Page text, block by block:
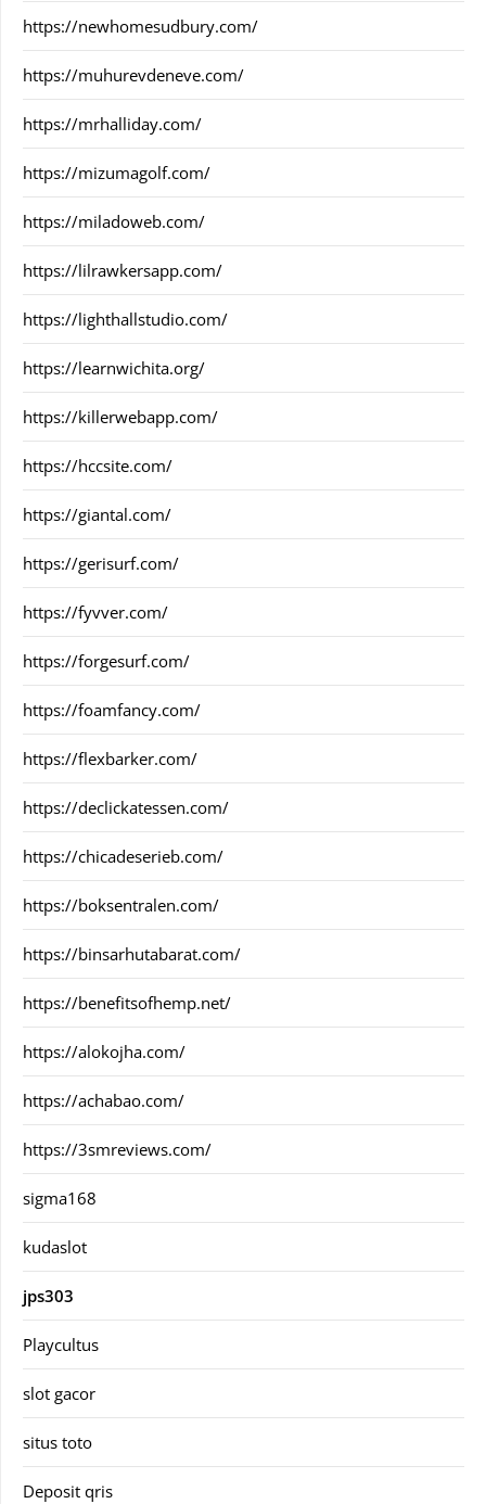
https://newhomesudbury.com/
https://muhurevdeneve.com/
https://mrhalliday.com/
https://mizumagolf.com/
https://miladoweb.com/
https://lilrawkersapp.com/
https://lighthallstudio.com/
https://learnwichita.org/
https://killerwebapp.com/
https://hccsite.com/
https://giantal.com/
https://gerisurf.com/
https://fyvver.com/
https://forgesurf.com/
https://foamfancy.com/
https://flexbarker.com/
https://declickatessen.com/
https://chicadeserieb.com/
https://boksentralen.com/
https://binsarhutabarat.com/
https://benefitsofhemp.net/
https://alokojha.com/
https://achabao.com/
https://3smreviews.com/
sigma168
kudaslot
jps303
Playcultus
slot gacor
situs toto
Deposit qris